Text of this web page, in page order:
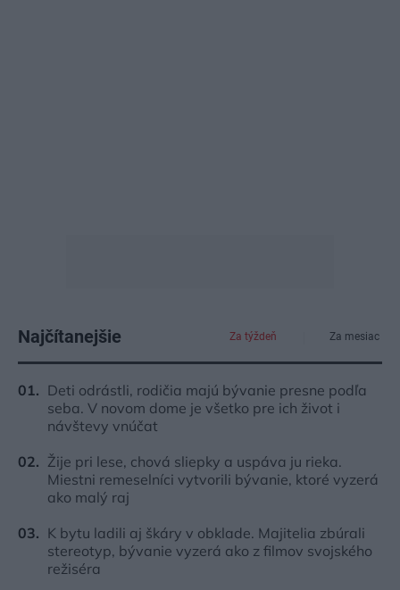
Najčítanejšie Za týždeň Za mesiac
Deti odrástli, rodičia majú bývanie presne podľa
seba. V novom dome je všetko pre ich život i
návštevy vnúčat
Žije pri lese, chová sliepky a uspáva ju rieka.
Miestni remeselníci vytvorili bývanie, ktoré vyzerá
ako malý raj
K bytu ladili aj škáry v obklade. Majitelia zbúrali
stereotyp, bývanie vyzerá ako z filmov svojského
režiséra